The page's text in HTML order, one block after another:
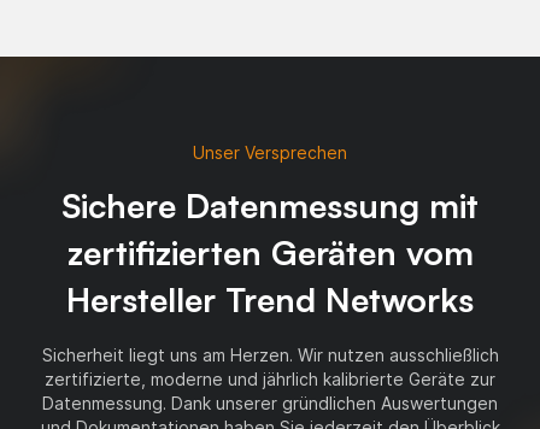
Unser Versprechen
Sichere Datenmessung mit
zertifizierten Geräten vom
Hersteller Trend Networks
Sicherheit liegt uns am Herzen. Wir nutzen ausschließlich
zertifizierte, moderne und jährlich kalibrierte Geräte zur
Datenmessung. Dank unserer gründlichen Auswertungen